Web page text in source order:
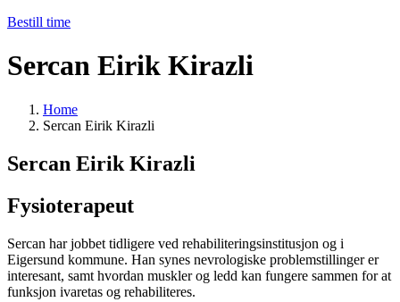
Bestill time
Sercan Eirik Kirazli
Home
Sercan Eirik Kirazli
Sercan Eirik Kirazli
Fysioterapeut
Sercan har jobbet tidligere ved rehabiliteringsinstitusjon og i
Eigersund kommune. Han synes nevrologiske problemstillinger er
interesant, samt hvordan muskler og ledd kan fungere sammen for at
funksjon ivaretas og rehabiliteres.